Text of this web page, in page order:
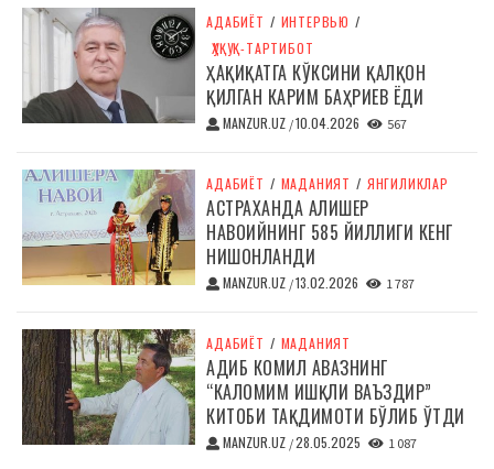
АДАБИЁТ / ИНТЕРВЬЮ /
ҲУҚУҚ-ТАРТИБОТ
ҲАҚИҚАТГА КЎКСИНИ ҚАЛҚОН
ҚИЛГАН КАРИМ БАҲРИЕВ ЁДИ
MANZUR.UZ /10.04.2026 567
АДАБИЁТ / МАДАНИЯТ / ЯНГИЛИКЛАР
АСТРАХАНДА АЛИШЕР
НАВОИЙНИНГ 585 ЙИЛЛИГИ КЕНГ
НИШОНЛАНДИ
MANZUR.UZ /13.02.2026 1 787
АДАБИЁТ / МАДАНИЯТ
АДИБ КОМИЛ АВАЗНИНГ
“КАЛОМИМ ИШҚЛИ ВАЪЗДИР”
КИТОБИ ТАҚДИМОТИ БЎЛИБ ЎТДИ
MANZUR.UZ /28.05.2025 1 087